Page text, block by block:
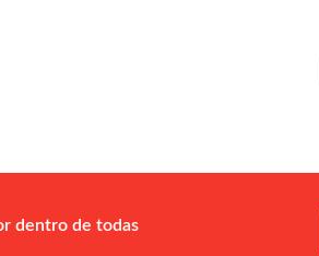
dentro de todas